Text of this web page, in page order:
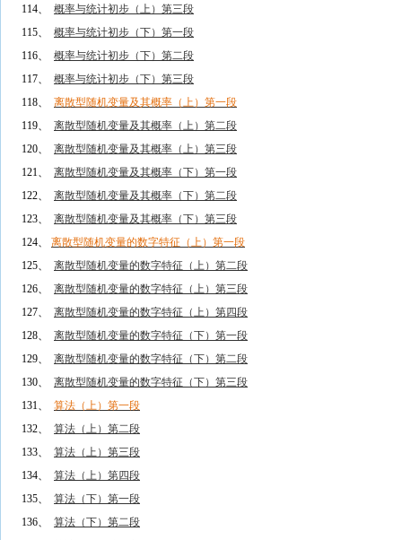
114、 概率与统计初步（上）第三段
115、 概率与统计初步（下）第一段
116、 概率与统计初步（下）第二段
117、 概率与统计初步（下）第三段
118、 离散型随机变量及其概率（上）第一段
119、 离散型随机变量及其概率（上）第二段
120、 离散型随机变量及其概率（上）第三段
121、 离散型随机变量及其概率（下）第一段
122、 离散型随机变量及其概率（下）第二段
123、 离散型随机变量及其概率（下）第三段
124、 离散型随机变量的数字特征（上）第一段
125、 离散型随机变量的数字特征（上）第二段
126、 离散型随机变量的数字特征（上）第三段
127、 离散型随机变量的数字特征（上）第四段
128、 离散型随机变量的数字特征（下）第一段
129、 离散型随机变量的数字特征（下）第二段
130、 离散型随机变量的数字特征（下）第三段
131、 算法（上）第一段
132、 算法（上）第二段
133、 算法（上）第三段
134、 算法（上）第四段
135、 算法（下）第一段
136、 算法（下）第二段